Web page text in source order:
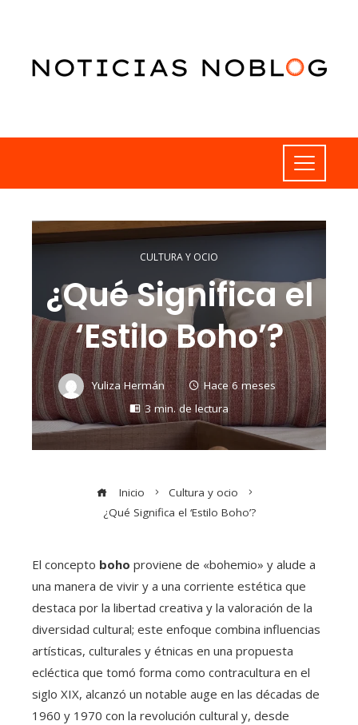
CULTURA Y OCIO
¿Qué Significa el
‘Estilo Boho’?
Yuliza Hermán
Hace 6 meses
3 min. de lectura
Inicio
Cultura y ocio
¿Qué Significa el ‘Estilo Boho’?
El concepto boho proviene de «bohemio» y alude a
una manera de vivir y a una corriente estética que
destaca por la libertad creativa y la valoración de la
diversidad cultural; este enfoque combina influencias
artísticas, culturales y étnicas en una propuesta
ecléctica que tomó forma como contracultura en el
siglo XIX, alcanzó un notable auge en las décadas de
1960 y 1970 con la revolución cultural y, desde